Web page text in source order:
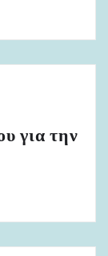
για την